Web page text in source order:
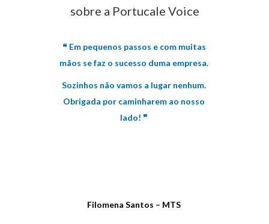
sobre a Portucale Voice
Filomena Santos – MTS
❝ Em pequenos passos e com muitas
mãos se faz o sucesso duma empresa.
Sozinhos não vamos a lugar nenhum.
Obrigada por caminharem ao nosso
lado! ❞